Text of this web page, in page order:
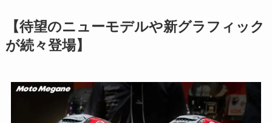
【待望のニューモデルや新グラフィック
が続々登場】